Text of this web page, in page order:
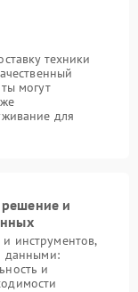
техники
могут
для
и
инструментов,
данными:
и